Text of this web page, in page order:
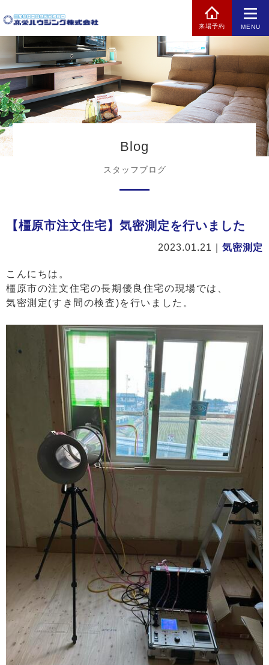
来場予約 MENU
Blog
スタッフブログ
【橿原市注文住宅】気密測定を行いました
2023.01.21 気密測定
こんにちは。
橿原市の注文住宅の長期優良住宅の現場では、
気密測定(すき間の検査)を行いました。